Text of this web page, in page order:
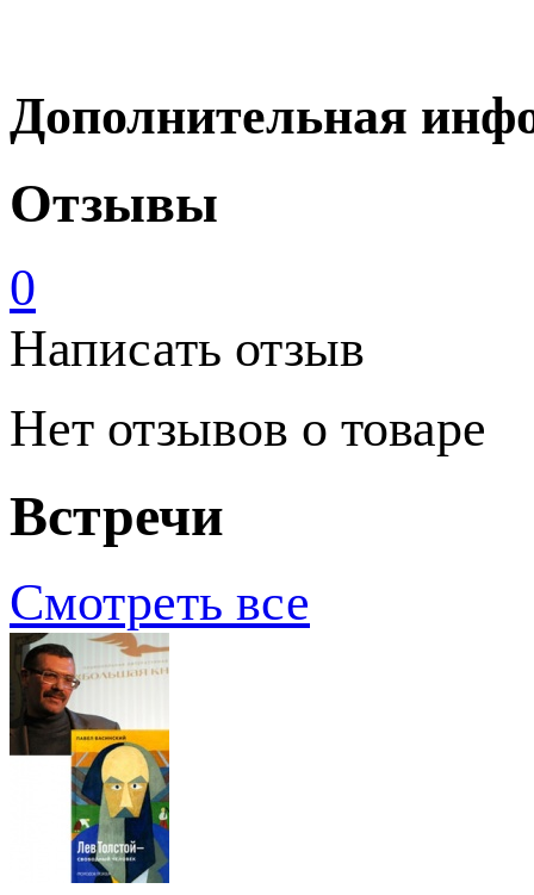
Дополнительная
Отзывы
0
Написать отзыв
Нет отзывов о товаре
Встречи
Смотреть все